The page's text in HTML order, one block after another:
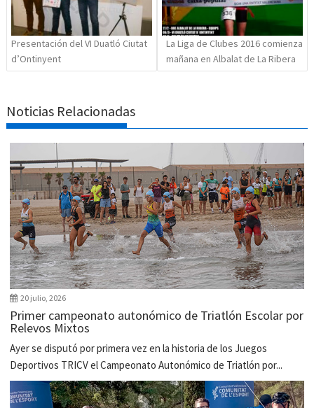
Presentación del VI Duatló Ciutat
d’Ontinyent
La Liga de Clubes 2016 comienza
mañana en Albalat de La Ribera
Noticias Relacionadas
20 julio, 2026
Primer campeonato autonómico de Triatlón Escolar por
Relevos Mixtos
Ayer se disputó por primera vez en la historia de los Juegos
Deportivos TRICV el Campeonato Autonómico de Triatlón por...